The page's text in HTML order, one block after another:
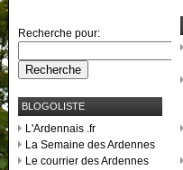
Recherche pour:
BLOGOLISTE
L'Ardennais .fr
La Semaine des Ardennes
Le courrier des Ardennes